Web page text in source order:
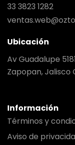
33 3823 1282
Ubicación
Av Guadalupe
Zapopan, Jalisco
Información
Términos y
Aviso de